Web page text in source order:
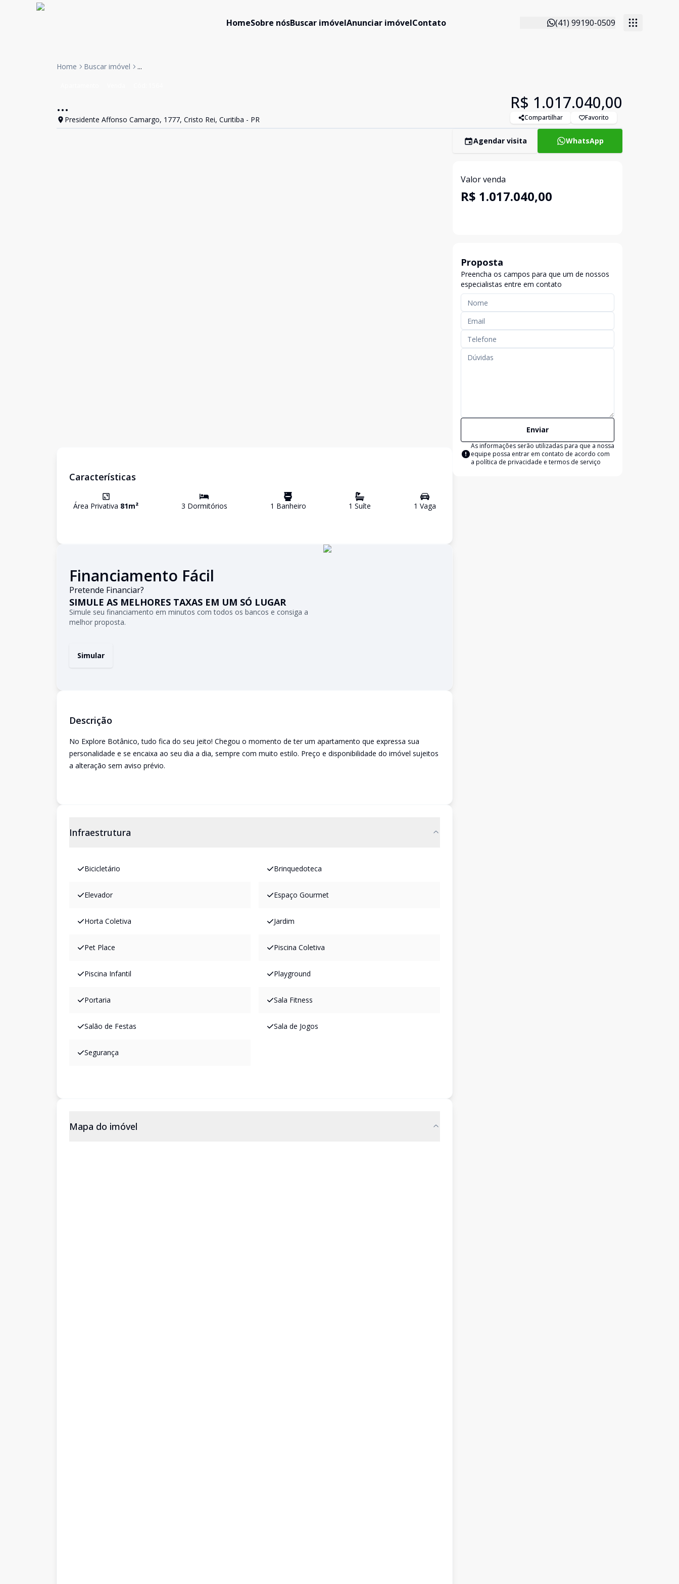
HomeSobre nósBuscar imóvelAnunciar imóvelContato (41) 99190-0509
Home Buscar imóvel ...
...
Presidente Affonso Camargo, 1777, Cristo Rei, Curitiba - PR
R$ 1.017.040,00
Compartilhar Favorito
Características
Área Privativa 81m² 3 Dormitórios 1 Banheiro 1 Suíte 1 Vaga
Financiamento Fácil
Pretende Financiar?
SIMULE AS MELHORES TAXAS EM UM SÓ LUGAR
Simule seu financiamento em minutos com todos os bancos e consiga a
melhor proposta.
Simular
Descrição
No Explore Botânico, tudo fica do seu jeito! Chegou o momento de ter um apartamento que expressa sua
personalidade e se encaixa ao seu dia a dia, sempre com muito estilo. Preço e disponibilidade do imóvel sujeitos
a alteração sem aviso prévio.
Infraestrutura
Bicicletário Brinquedoteca
Elevador Espaço Gourmet
Horta Coletiva Jardim
Pet Place Piscina Coletiva
Piscina Infantil Playground
Portaria Sala Fitness
Salão de Festas Sala de Jogos
Segurança
Mapa do imóvel
Agendar visita WhatsApp
Valor venda
R$ 1.017.040,00
Proposta
Preencha os campos para que um de nossos
especialistas entre em contato
Enviar
As informações serão utilizadas para que a nossa
equipe possa entrar em contato de acordo com
a política de privacidade e termos de serviço